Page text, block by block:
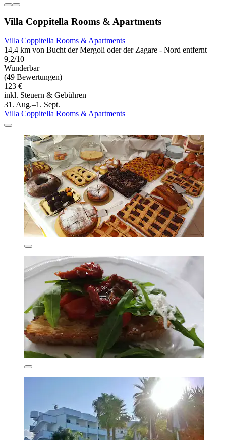
Villa Coppitella Rooms & Apartments
Villa Coppitella Rooms & Apartments
14,4 km von Bucht der Mergoli oder der Zagare - Nord entfernt
9,2/10
Wunderbar
(49 Bewertungen)
123 €
inkl. Steuern & Gebühren
31. Aug.–1. Sept.
Villa Coppitella Rooms & Apartments